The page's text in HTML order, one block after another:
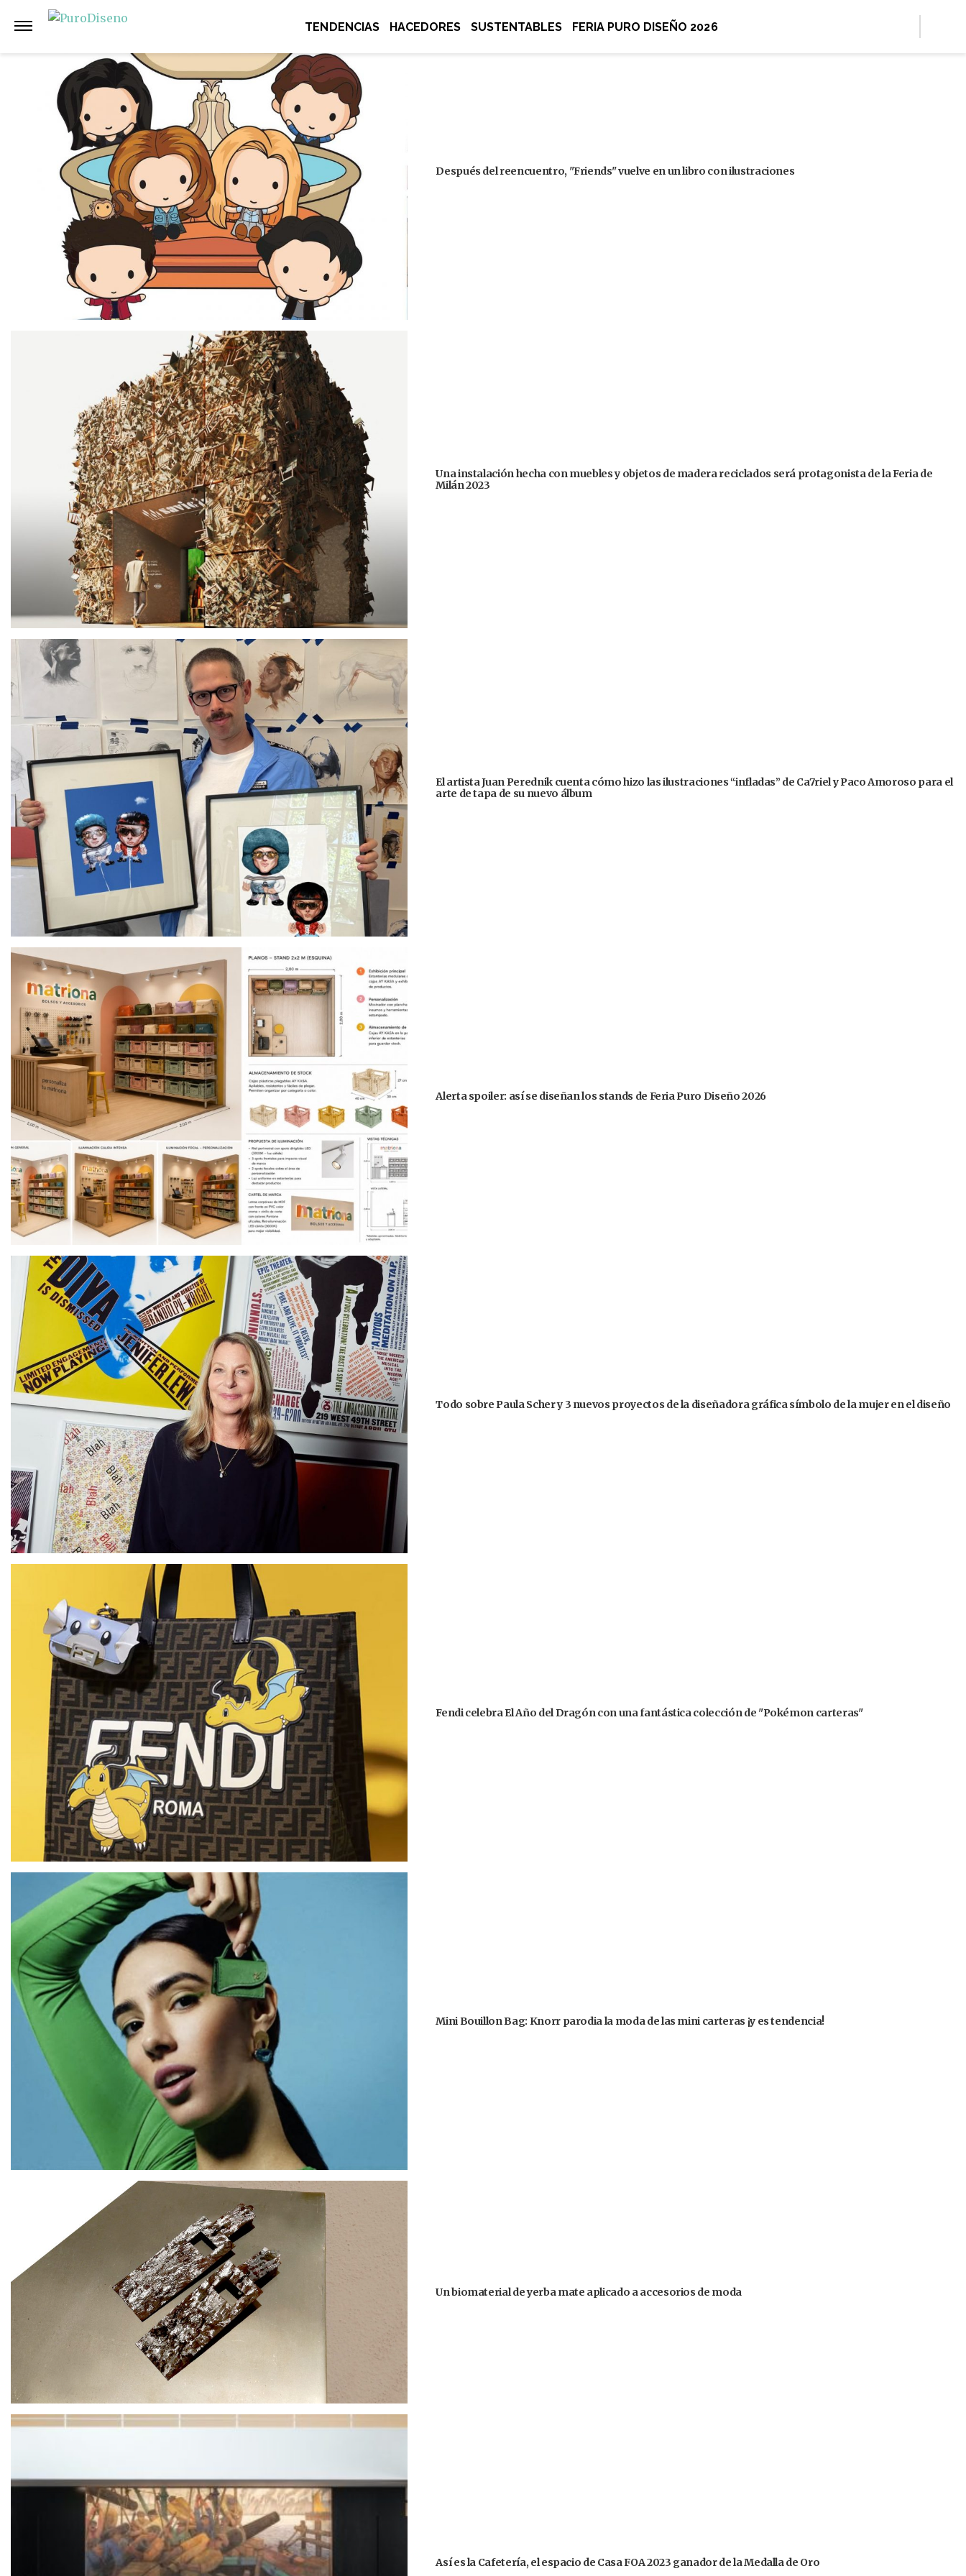
TENDENCIAS HACEDORES SUSTENTABLES FERIA PURO DISEÑO 2026
Anterior
Después del reencuentro, "Friends" vuelve en un libro con ilustraciones
Una instalación hecha con muebles y objetos de madera reciclados será protagonista de la Feria de
Milán 2023
El artista Juan Perednik cuenta cómo hizo las ilustraciones “infladas” de Ca7riel y Paco Amoroso para el
arte de tapa de su nuevo álbum
Alerta spoiler: así se diseñan los stands de Feria Puro Diseño 2026
Todo sobre Paula Scher y 3 nuevos proyectos de la diseñadora gráfica símbolo de la mujer en el diseño
Fendi celebra El Año del Dragón con una fantástica colección de "Pokémon carteras"
Mini Bouillon Bag: Knorr parodia la moda de las mini carteras ¡y es tendencia!
Un biomaterial de yerba mate aplicado a accesorios de moda
Así es la Cafetería, el espacio de Casa FOA 2023 ganador de la Medalla de Oro
Siguiente